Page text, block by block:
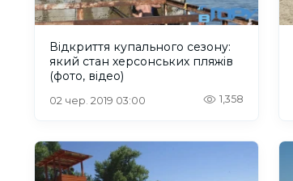
Відкриття купального сезону:
який стан херсонських пляжів
(фото, відео)
02 чер. 2019 03:00 1,358